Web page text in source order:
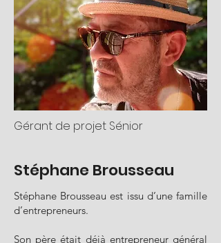
Gérant de projet Sénior
Stéphane Brousseau
Stéphane Brousseau est issu d’une famille
d’entrepreneurs.
Son père était déjà entrepreneur général